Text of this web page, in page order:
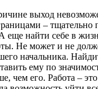
выход
– тщательно
еще найти себе в
Не может и не
начальника.
ему по
чем его. Работа –